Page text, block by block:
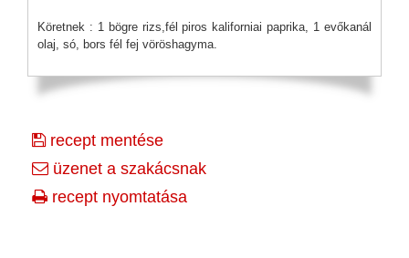
Köretnek : 1 bögre rizs,fél piros kaliforniai paprika, 1 evőkanál
olaj, só, bors fél fej vöröshagyma.
recept mentése
üzenet a szakácsnak
recept nyomtatása